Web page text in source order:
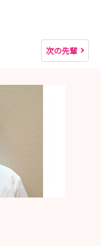
次の先輩